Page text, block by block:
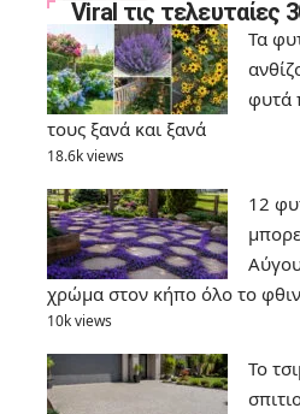
Viral τις τελευταίες
Τα
φυτά
τους ξανά και ξανά
18.6k views
12
χρώμα στον κήπο όλο το
10k views
Το